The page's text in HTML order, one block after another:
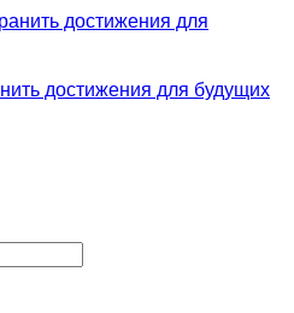
достижения для будущих